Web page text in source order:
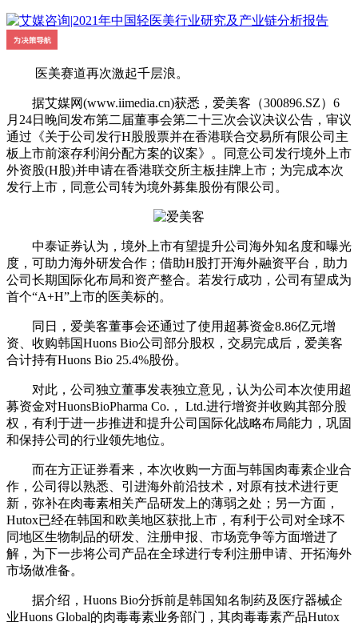
医美赛道再次激起千层浪。
据艾媒网(www.iimedia.cn)获悉，爱美客（300896.SZ）6
月24日晚间发布第二届董事会第二十三次会议决议公告，审议
通过《关于公司发行H股股票并在香港联合交易所有限公司主
板上市前滚存利润分配方案的议案》。同意公司发行境外上市
外资股(H股)并申请在香港联交所主板挂牌上市；为完成本次
发行上市，同意公司转为境外募集股份有限公司。
中泰证券认为，境外上市有望提升公司海外知名度和曝光
度，可助力海外研发合作；借助H股打开海外融资平台，助力
公司长期国际化布局和资产整合。若发行成功，公司有望成为
首个“A+H”上市的医美标的。
同日，爱美客董事会还通过了使用超募资金8.86亿元增
资、收购韩国Huons Bio公司部分股权，交易完成后，爱美客
合计持有Huons Bio 25.4%股份。
对此，公司独立董事发表独立意见，认为公司本次使用超
募资金对HuonsBioPharma Co.， Ltd.进行增资并收购其部分股
权，有利于进一步推进和提升公司国际化战略布局能力，巩固
和保持公司的行业领先地位。
而在方正证券看来，本次收购一方面与韩国肉毒素企业合
作，公司得以熟悉、引进海外前沿技术，对原有技术进行更
新，弥补在肉毒素相关产品研发上的薄弱之处；另一方面，
Hutox已经在韩国和欧美地区获批上市，有利于公司对全球不
同地区生物制品的研发、注册申报、市场竞争等方面增进了
解，为下一步将公司产品在全球进行专利注册申请、开拓海外
市场做准备。
据介绍，Huons Bio分拆前是韩国知名制药及医疗器械企
业Huons Global的肉毒毒素业务部门，其肉毒毒素产品Hutox